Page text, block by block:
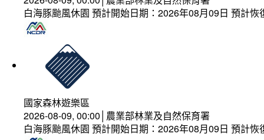
白海豚颱風休園 預計開始日期：2026年08月09日 預計
國家森林遊樂區
2026-08-09, 00:00│農業部林業及自然保育署
白海豚颱風休園 預計開始日期：2026年08月09日 預計